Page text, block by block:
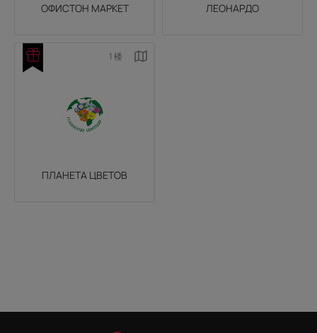
ОФИСТОН МАРКЕТ ЛЕОНАРДО
1 楼
ПЛАНЕТА ЦВЕТОВ